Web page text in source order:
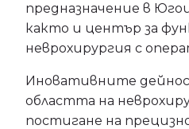
предназначение в
както и център за
неврохирургия с
Иновативните
областта на
постигане на